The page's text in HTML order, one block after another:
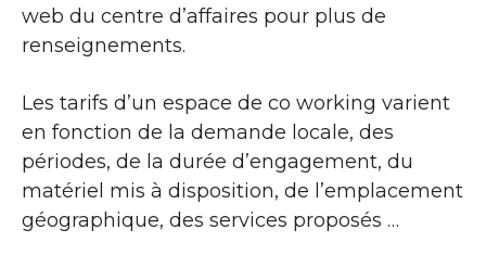
web du centre d’affaires pour plus de
renseignements.
Les tarifs d’un espace de co working varient
en fonction de la demande locale, des
périodes, de la durée d’engagement, du
matériel mis à disposition, de l’emplacement
géographique, des services proposés …